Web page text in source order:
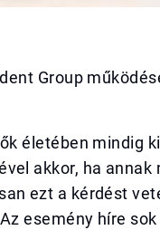
Group
életében mindig
akkor, ha
ezt a kérdést
esemény híre